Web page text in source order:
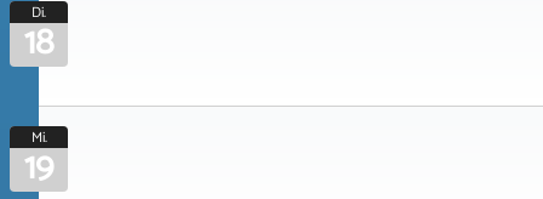
Di.
18
Mi.
19